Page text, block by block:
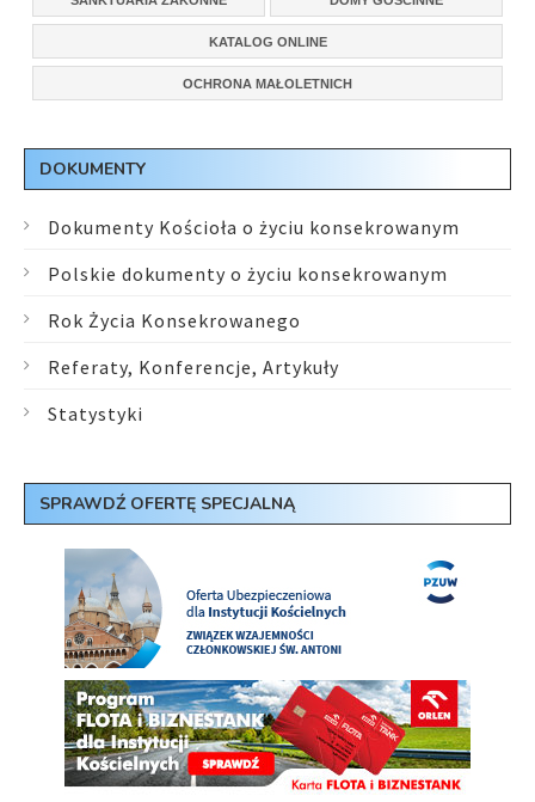
KATALOG ONLINE
OCHRONA MAŁOLETNICH
DOKUMENTY
Dokumenty Kościoła o życiu konsekrowanym
Polskie dokumenty o życiu konsekrowanym
Rok Życia Konsekrowanego
Referaty, Konferencje, Artykuły
Statystyki
SPRAWDŹ OFERTĘ SPECJALNĄ